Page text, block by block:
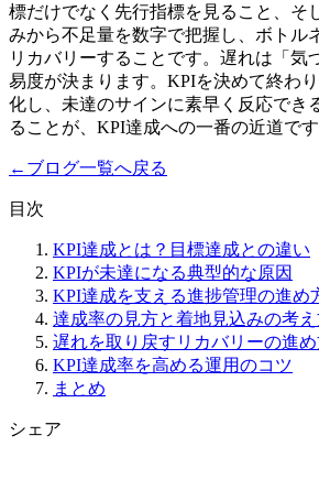
標だけでなく先行指標を見ること、そ
みから不足量を数字で把握し、ボトル
リカバリーすることです。遅れは「気
易度が決まります。KPIを決めて終わ
化し、未達のサインに素早く反応でき
ることが、KPI達成への一番の近道です
← ブログ一覧へ戻る
目次
KPI達成とは？目標達成との違い
KPIが未達になる典型的な原因
KPI達成を支える進捗管理の進め
達成率の見方と着地見込みの考
遅れを取り戻すリカバリーの進
KPI達成率を高める運用のコツ
まとめ
シェア